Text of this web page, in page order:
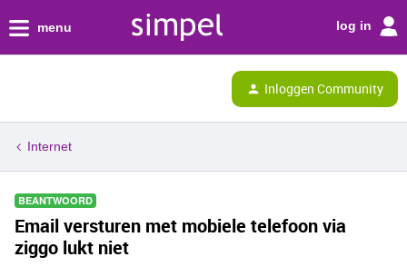
menu log in
Inloggen Community
Internet
BEANTWOORD
Email versturen met mobiele telefoon via
ziggo lukt niet